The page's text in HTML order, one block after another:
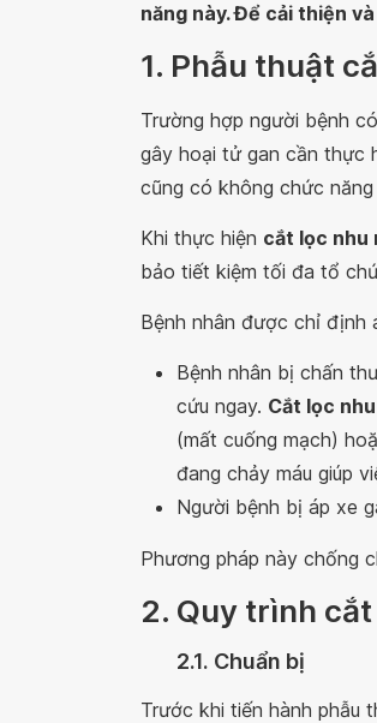
năng này. Để cải thiện
1. Phẫu thuật
Trường hợp người bệnh có
gây hoại tử gan cần thực
cũng có không chức
Khi thực hiện cắt lọc nhu
bảo tiết kiệm tối đa tổ
Bệnh nhân được chỉ định
Bệnh nhân bị chấn
cứu ngay. Cắt lọc
(mất cuống mạch)
đang chảy máu giúp
Người bệnh bị áp xe
Phương pháp này chống
2. Quy trình
2.1. Chuẩn bị
Trước khi tiến hành phẫu